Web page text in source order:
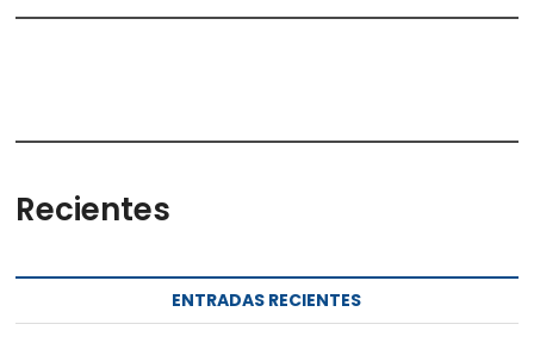
Recientes
ENTRADAS RECIENTES